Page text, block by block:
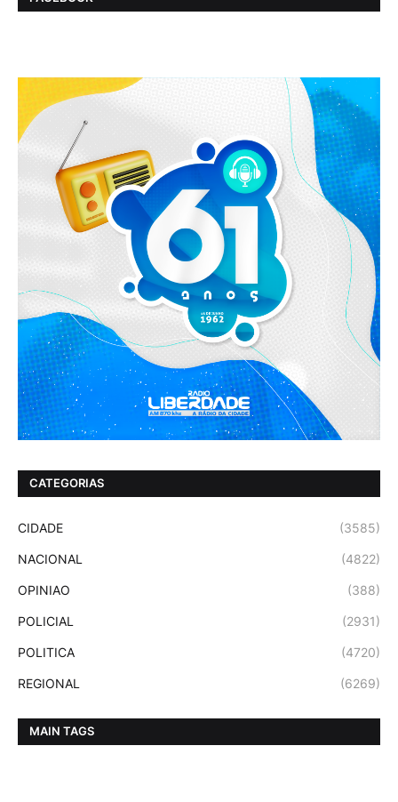
CATEGORIAS
CIDADE (3585)
NACIONAL (4822)
OPINIAO (388)
POLICIAL (2931)
POLITICA (4720)
REGIONAL (6269)
MAIN TAGS